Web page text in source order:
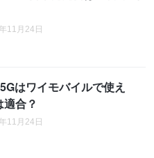
11月24日
はワイモバイルで使え
合？
11月24日